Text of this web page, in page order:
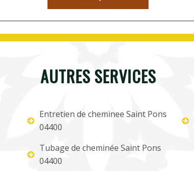
AUTRES SERVICES
Entretien de cheminee Saint Pons
04400
Tubage de cheminée Saint Pons
04400